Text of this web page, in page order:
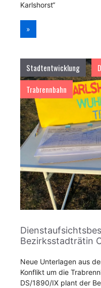
Karlshorst“
»
Stadtentwicklung
Trabrennbahn
Bezirksstadträtin
Neue Unterlagen aus
Konflikt um die
DS/1890/IX plant der